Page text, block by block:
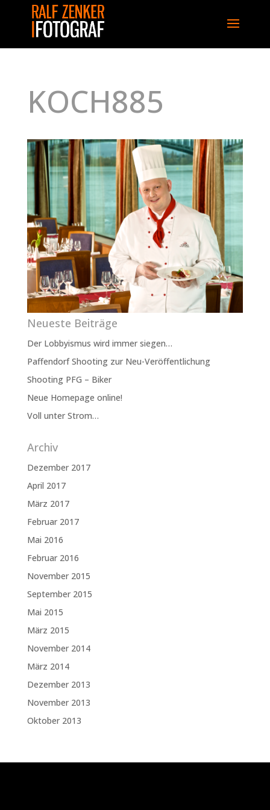
KOCH885
Neueste Beiträge
Der Lobbyismus wird immer siegen…
Paffendorf Shooting zur Neu-Veröffentlichung
Shooting PFG – Biker
Neue Homepage online!
Voll unter Strom…
Archiv
Dezember 2017
April 2017
März 2017
Februar 2017
Mai 2016
Februar 2016
November 2015
September 2015
Mai 2015
März 2015
November 2014
März 2014
Dezember 2013
November 2013
Oktober 2013